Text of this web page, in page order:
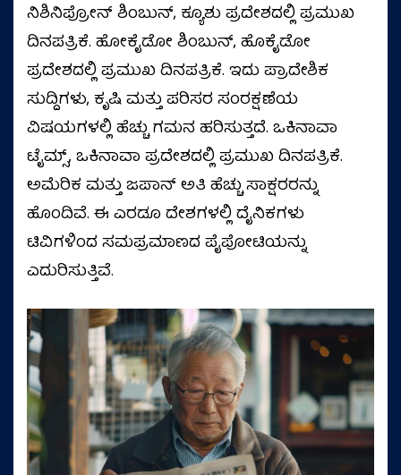
ನಿಶಿನಿಪ್ರೋನ್ ಶಿಂಬುನ್, ಕ್ಯೂಶು ಪ್ರದೇಶದಲ್ಲಿ ಪ್ರಮುಖ
ದಿನಪತ್ರಿಕೆ. ಹೋಕೈಡೋ ಶಿಂಬುನ್, ಹೊಕೈಡೋ
ಪ್ರದೇಶದಲ್ಲಿ ಪ್ರಮುಖ ದಿನಪತ್ರಿಕೆ. ಇದು ಪ್ರಾದೇಶಿಕ
ಸುದ್ದಿಗಳು, ಕೃಷಿ ಮತ್ತು ಪರಿಸರ ಸಂರಕ್ಷಣೆಯ
ವಿಷಯಗಳಲ್ಲಿ ಹೆಚ್ಚು ಗಮನ ಹರಿಸುತ್ತದೆ. ಒಕಿನಾವಾ
ಟೈಮ್ಸ್, ಒಕಿನಾವಾ ಪ್ರದೇಶದಲ್ಲಿ ಪ್ರಮುಖ ದಿನಪತ್ರಿಕೆ.
ಅಮೆರಿಕ ಮತ್ತು ಜಪಾನ್ ಅತಿ ಹೆಚ್ಚು ಸಾಕ್ಷರರನ್ನು
ಹೊಂದಿವೆ. ಈ ಎರಡೂ ದೇಶಗಳಲ್ಲಿ ದೈನಿಕಗಳು
ಟಿವಿಗಳಿಂದ ಸಮಪ್ರಮಾಣದ ಪೈಪೋಟಿಯನ್ನು
ಎದುರಿಸುತ್ತಿವೆ.